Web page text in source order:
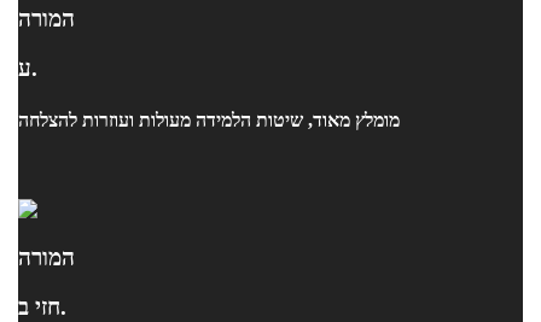
המורה
ע.
מומלץ מאוד, שיטות הלמידה מעולות ועוזרות להצלחה
המורה
חזי ב.